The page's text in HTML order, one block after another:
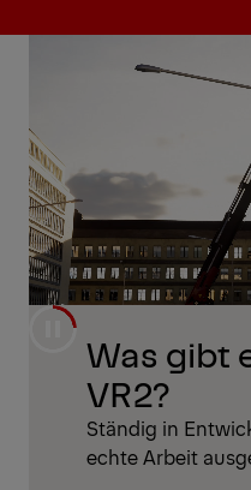
Was gibt
VR2?
Ständig in
echte Arbeit